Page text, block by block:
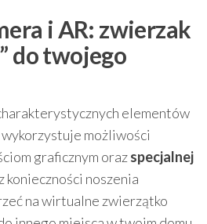
i AR: zwierzak
do twojego
elementów
możliwości
graficznym orazspecjalnej
konieczności noszenia
na wirtualne zwierzątko